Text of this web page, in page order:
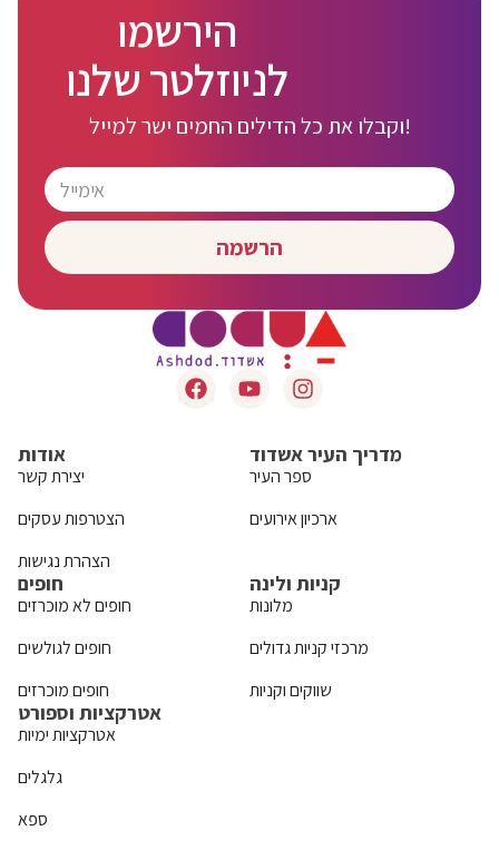
הירשמו
לניוזלטר שלנו
וקבלו את כל הדילים החמים ישר למייל!
הרשמה
אודות
יצירת קשר
הצטרפות עסקים
הצהרת נגישות
מדריך העיר אשדוד
ספר העיר
ארכיון אירועים
חופים
חופים לא מוכרזים
חופים לגולשים
חופים מוכרזים
קניות ולינה
מלונות
מרכזי קניות גדולים
שווקים וקניות
אטרקציות וספורט
אטרקציות ימיות
גלגלים
ספא